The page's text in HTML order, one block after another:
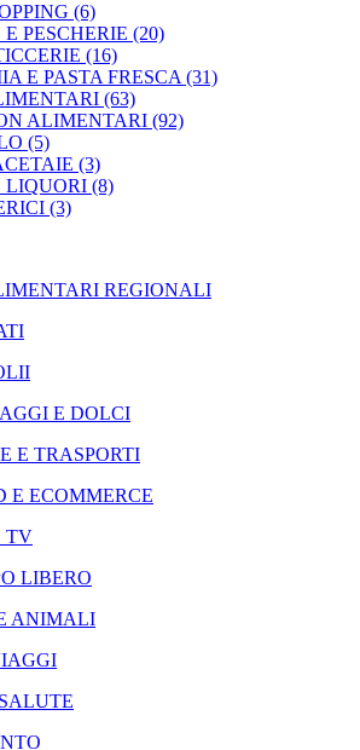
(6)
PESCHERIE (20)
(16)
E PASTA FRESCA (31)
(63)
ALIMENTARI (92)
(5)
(3)
LIQUORI (8)
(3)
REGIONALI
E DOLCI
E TRASPORTI
E ECOMMERCE
TV
LIBERO
ANIMALI